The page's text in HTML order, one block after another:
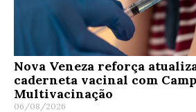
Nova Veneza reforça
caderneta vacinal com
Multivacinação
06/08/2026